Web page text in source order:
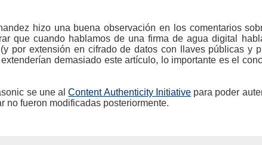
hizo una buena observación en los comentarios
que cuando hablamos de una firma de agua digital
por extensión en cifrado de datos con llaves públicas y
demasiado este artículo, lo importante es el
se une alContent Authenticity Initiativepara poder
no fueron modificadas posteriormente.